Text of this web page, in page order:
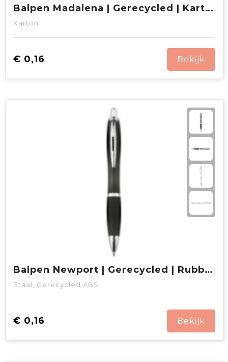
Balpen Madalena | Gerecycled | Karton
Karton
€ 0,16 Bekijk
Balpen Newport | Gerecycled | Rubberen grip
Staal, Gerecycled ABS
€ 0,16 Bekijk